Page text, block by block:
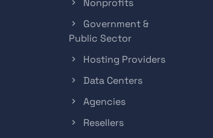
Nonprofits
Government &
Public Sector
Hosting Providers
Data Centers
Agencies
Resellers